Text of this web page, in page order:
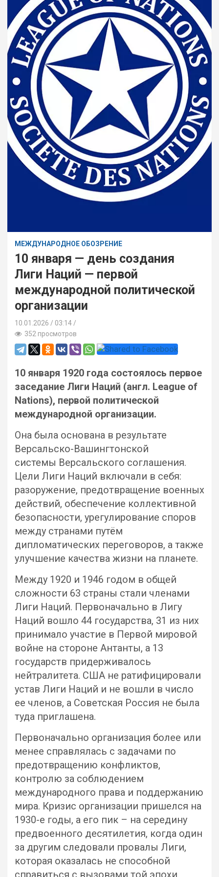
МЕЖДУНАРОДНОЕ ОБОЗРЕНИЕ
10 января — день создания
Лиги Наций — первой
международной политической
организации
10.01.2026
03:14 /
352 просмотров
10 января 1920 года состоялось первое
заседание Лиги Наций (англ. League of
Nations), первой политической
международной организации.
Она была основана в результате
Версальско-Вашингтонской
системы Версальского соглашения.
Цели Лиги Наций включали в себя:
разоружение, предотвращение военных
действий, обеспечение коллективной
безопасности, урегулирование споров
между странами путём
дипломатических переговоров, а также
улучшение качества жизни на планете.
Между 1920 и 1946 годом в общей
сложности 63 страны стали членами
Лиги Наций. Первоначально в Лигу
Наций вошло 44 государства, 31 из них
принимало участие в Первой мировой
войне на стороне Антанты, а 13
государств придерживалось
нейтралитета. США не ратифицировали
устав Лиги Наций и не вошли в число
ее членов, а Советская Россия не была
туда приглашена.
Первоначально организация более или
менее справлялась с задачами по
предотвращению конфликтов,
контролю за соблюдением
международного права и поддержанию
мира. Кризис организации пришелся на
1930-е годы, а его пик – на середину
предвоенного десятилетия, когда один
за другим следовали провалы Лиги,
которая оказалась не способной
справиться с вызовами той эпохи.